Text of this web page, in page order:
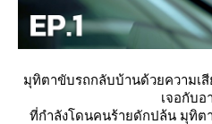
มุทิตาขับรถกลับบ้านด้วยความเ
เจอกับอ
ที่กำลังโดนคนร้ายดักปล้น มุทิต